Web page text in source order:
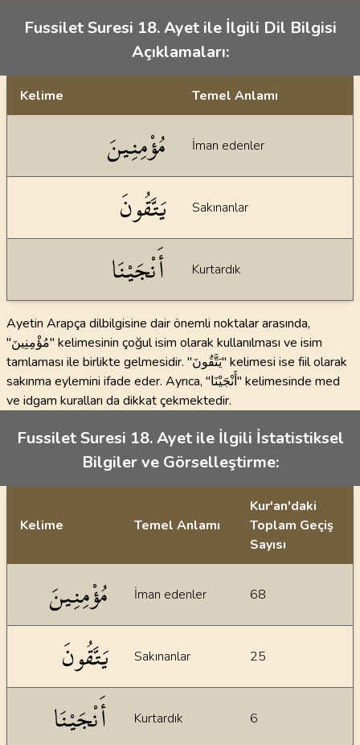
Fussilet Suresi 18. Ayet ile İlgili Dil Bilgisi
Açıklamaları:
Kelime Temel Anlamı
مُؤْمِنِينَ İman edenler
يَتَّقُونَ Sakınanlar
أَنْجَيْنَا Kurtardık
Ayetin Arapça dilbilgisine dair önemli noktalar arasında,
"مُؤْمِنِينَ" kelimesinin çoğul isim olarak kullanılması ve isim
tamlaması ile birlikte gelmesidir. "يَتَّقُونَ" kelimesi ise fiil olarak
sakınma eylemini ifade eder. Ayrıca, "أَنْجَيْنَا" kelimesinde med
ve idgam kuralları da dikkat çekmektedir.
Fussilet Suresi 18. Ayet ile İlgili İstatistiksel
Bilgiler ve Görselleştirme:
Kelime Temel Anlamı
Kur'an'daki
Toplam Geçiş
Sayısı
مُؤْمِنِينَ İman edenler 68
يَتَّقُونَ Sakınanlar 25
أَنْجَيْنَا Kurtardık 6